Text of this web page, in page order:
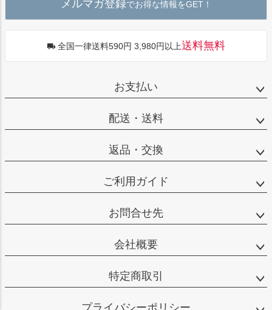
メルマガ登録でお得な情報をGET！
全国一律送料590円 3,980円以上送料無料
お支払い
配送・送料
返品・交換
ご利用ガイド
お問合せ先
会社概要
特定商取引